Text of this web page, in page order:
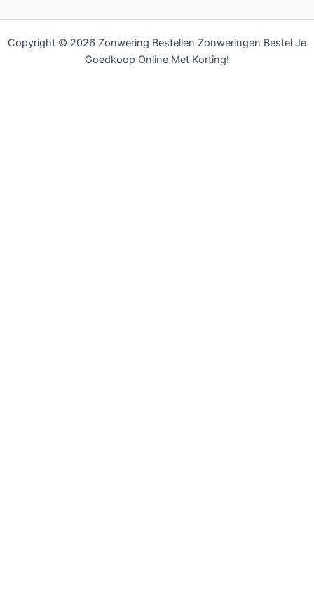
Copyright © 2026 Zonwering Bestellen Zonweringen Bestel Je
Goedkoop Online Met Korting!